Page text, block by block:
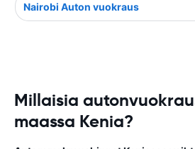
Nairobi Auton vuokraus
Millaisia
maassa Kenia?